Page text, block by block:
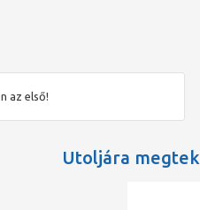
álló kád,
a stílusához illő fürdőszobát a
az első!
Utoljára